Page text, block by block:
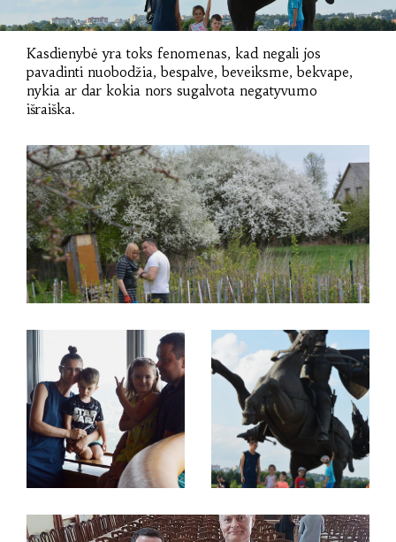
Kasdienybė yra toks fenomenas, kad negali jos
pavadinti nuobodžia, bespalve, beveiksme, bekvape,
nykia ar dar kokia nors sugalvota negatyvumo
išraiška.